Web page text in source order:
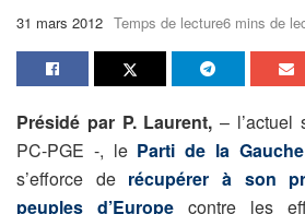
31 mars 2012 Temps de lecture6 mins de
Présidé par P. Laurent, – l’actuel
PC-PGE -, le Parti de la
s’efforce de récupérer à son
peuples d’Europe contre les